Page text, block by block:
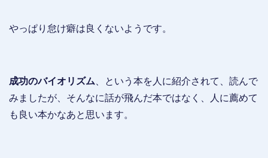
やっぱり怠け癖は良くないようです。
成功のバイオリズム 、という本を人に紹介されて、読んで
みましたが、そんなに話が飛んだ本ではなく、人に薦めて
も良い本かなあと思います。